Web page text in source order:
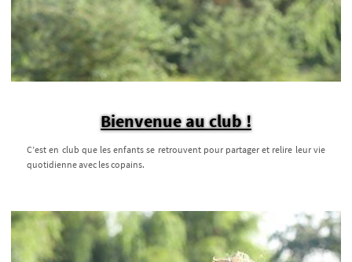
Bienvenue au club !
C’est en club que les enfants se retrouvent pour partager et relire leur vie
quotidienne avec les copains.